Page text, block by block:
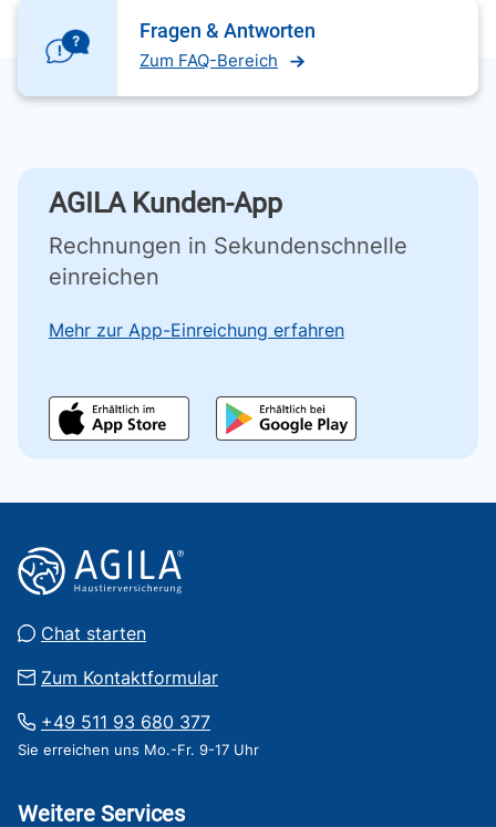
Fragen & Antworten
Zum FAQ-Bereich
AGILA Kunden-App
Rechnungen in Sekundenschnelle
einreichen
Mehr zur App-Einreichung erfahren